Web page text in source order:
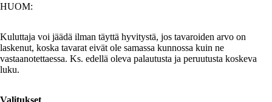
HUOM:
Kuluttaja voi jäädä ilman täyttä hyvitystä, jos tavaroiden arvo on
laskenut, koska tavarat eivät ole samassa kunnossa kuin ne
vastaanotettaessa. Ks. edellä oleva palautusta ja peruutusta koskeva
luku.
Valitukset